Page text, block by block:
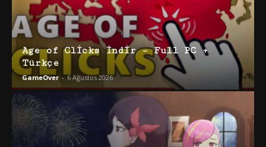
Age of Clicks İndir – Full PC +
Türkçe
GameOver - 6 Ağustos 2026